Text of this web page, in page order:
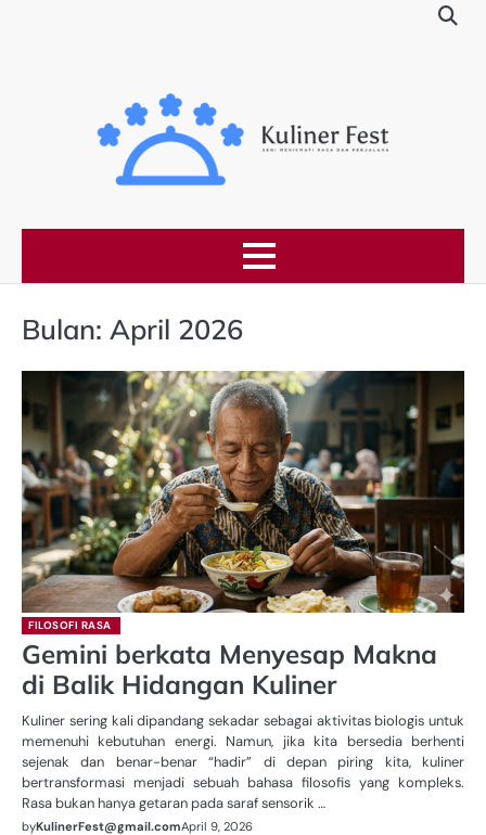
Bulan: April 2026
FILOSOFI RASA
Gemini berkata Menyesap Makna
di Balik Hidangan Kuliner
Kuliner sering kali dipandang sekadar sebagai aktivitas biologis untuk
memenuhi kebutuhan energi. Namun, jika kita bersedia berhenti
sejenak dan benar-benar “hadir” di depan piring kita, kuliner
bertransformasi menjadi sebuah bahasa filosofis yang kompleks.
Rasa bukan hanya getaran pada saraf sensorik …
byKulinerFest@gmail.comApril 9, 2026